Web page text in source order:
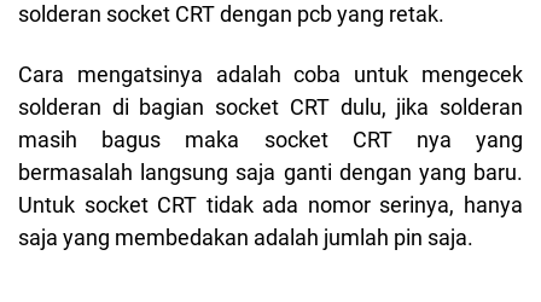
solderan socket CRT dengan pcb yang retak.
Cara mengatsinya adalah coba untuk mengecek
solderan di bagian socket CRT dulu, jika solderan
masih bagus maka socket CRT nya yang
bermasalah langsung saja ganti dengan yang baru.
Untuk socket CRT tidak ada nomor serinya, hanya
saja yang membedakan adalah jumlah pin saja.